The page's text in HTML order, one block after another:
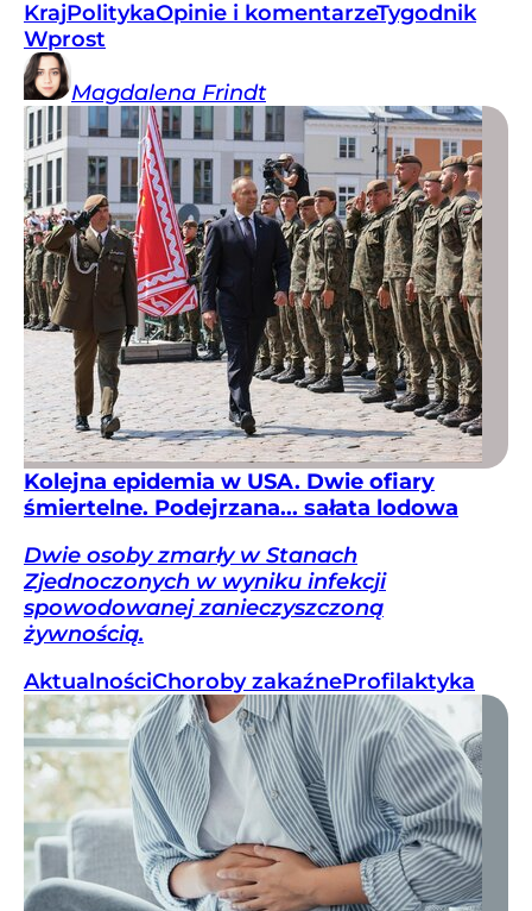
KrajPolitykaOpinie i komentarzeTygodnik
Wprost
Magdalena Frindt
Kolejna epidemia w USA. Dwie ofiary
śmiertelne. Podejrzana... sałata lodowa
Dwie osoby zmarły w Stanach
Zjednoczonych w wyniku infekcji
spowodowanej zanieczyszczoną
żywnością.
AktualnościChoroby zakaźneProfilaktyka